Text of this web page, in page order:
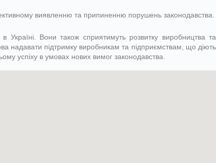
виявленню та припиненню порушень законодавства.
Україні. Вони також сприятимуть розвитку виробництва та
надавати підтримку виробникам та підприємствам, що діють
успіху в умовах нових вимог законодавства.